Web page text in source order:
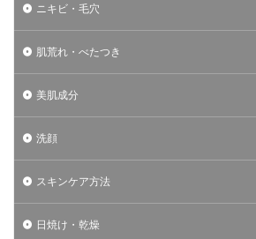
ニキビ・毛穴
肌荒れ・べたつき
美肌成分
洗顔
スキンケア方法
日焼け・乾燥